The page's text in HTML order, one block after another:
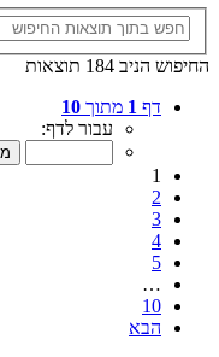
החיפוש הניב 184 תוצאות
דף 1 מתוך 10
עבור לדף:
1
2
3
4
5
…
10
הבא